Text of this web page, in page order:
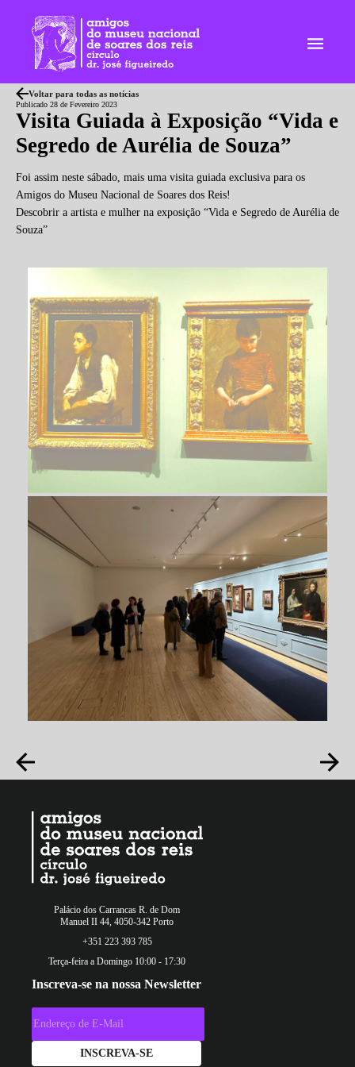
content
Voltar para todas as notícias
Publicado 28 de Fevereiro 2023
Visita Guiada à Exposição “Vida e
Segredo de Aurélia de Souza”
Foi assim neste sábado, mais uma visita guiada exclusiva para os
Amigos do Museu Nacional de Soares dos Reis!
Descobrir a artista e mulher na exposição “Vida e Segredo de Aurélia de
Souza”
Palácio dos Carrancas R. de Dom
Manuel II 44, 4050-342 Porto
+351 223 393 785
Terça-feira a Domingo 10:00 - 17:30
Inscreva-se na nossa Newsletter